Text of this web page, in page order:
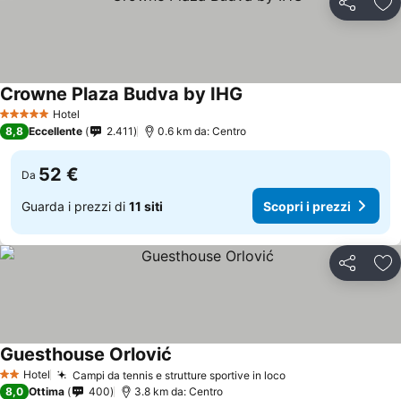
Condividi
5 Stelle Hotel
Crowne Plaza Budva by IHG
8,8 Eccellente 2.411 0.6 km da: Centro
Da 52 €
Guarda i prezzi di 11 siti Scopri i prezzi
Condividi
2 StelleHotel Campi da tennis e strutture sportive in loco
Guesthouse Orlović
8,0 Ottima 400 3.8 km da: Centro